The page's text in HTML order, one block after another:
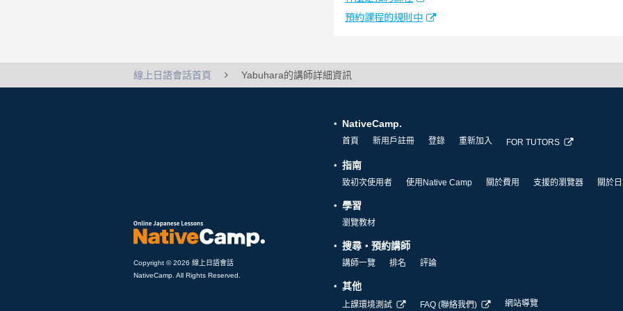
預約課程的規則中
線上日語會話首頁 Yabuhara的講師詳細資訊
Copyright © 2026 線上日語會話
NativeCamp. All Rights Reserved.
NativeCamp.
首頁 新用戶註冊 登錄 重新加入 FOR TUTORS
指南
致初次使用者 使用Native Camp 關於費用 支援的瀏覽器 關於
學習
瀏覽教材
搜尋・預約講師
講師一覽 排名 評論
其他
上課環境測試 FAQ (聯絡我們) 網站導覽